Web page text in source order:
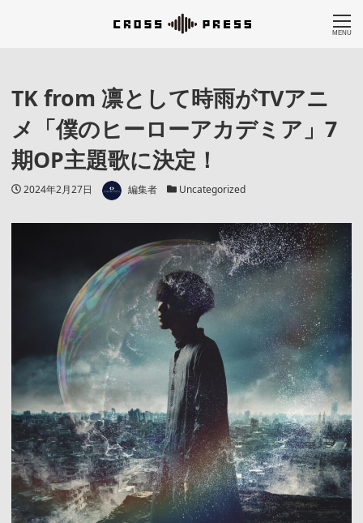
MENU
TK from 凛として時雨がTVアニ
メ「僕のヒーローアカデミア」7
期OP主題歌に決定！
投稿日
2024年2月27日 著者 編集者 カテゴリー
Uncategorized